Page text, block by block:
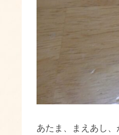
あたま、まえあし